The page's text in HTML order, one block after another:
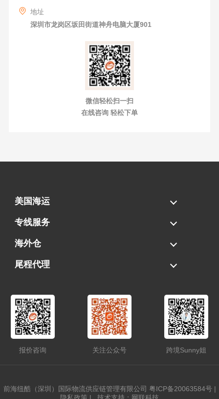
地址
深圳市龙岗区坂田街道神舟电脑大厦901
微信轻松扫一扫
在线咨询 轻松下单
美国海运
海运拼柜
海运整柜
美国海卡
加拿大海运
专线服务
FBA专线直送
超大件专线
AWD专线
电池专线
海外仓
一件代发
FBA中转
贴标换标
拆柜/存储
尾程代理
报价咨询 关注公众号 跨境Sunny姐
前海纽酷（深圳）国际物流供应链管理有限公司 粤ICP备20063584号|
隐私政策 | 技术支持：网联科技